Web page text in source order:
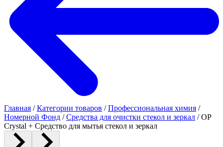
Главная / Категории товаров / Профессиональная химия /
Номерной Фонд / Средства для очистки стекол и зеркал / OP
Crystal + Средство для мытья стекол и зеркал